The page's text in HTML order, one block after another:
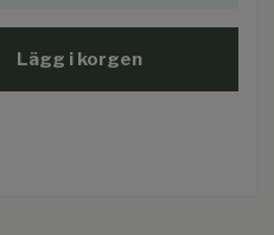
Lägg i korgen